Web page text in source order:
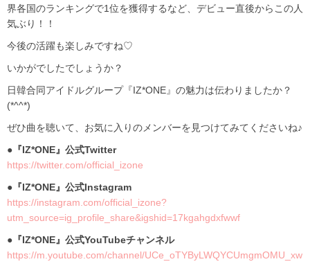
界各国のランキングで1位を獲得するなど、デビュー直後からこの人
気ぶり！！
今後の活躍も楽しみですね♡
いかがでしたでしょうか？
日韓合同アイドルグループ『IZ*ONE』の魅力は伝わりましたか？
(*^^*)
ぜひ曲を聴いて、お気に入りのメンバーを見つけてみてくださいね♪
●『IZ*ONE』公式Twitter
https://twitter.com/official_izone
●『IZ*ONE』公式Instagram
https://instagram.com/official_izone?
utm_source=ig_profile_share&igshid=17kgahgdxfwwf
●『IZ*ONE』公式YouTubeチャンネル
https://m.youtube.com/channel/UCe_oTYByLWQYCUmgmOMU_xw